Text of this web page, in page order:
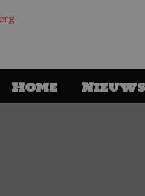
Home Nieuws